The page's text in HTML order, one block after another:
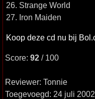
26. Strange World
27. Iron Maiden
Koop deze cd nu bij
Score: 92 / 100
Reviewer: Tonnie
Toegevoegd: 24 juli 2002